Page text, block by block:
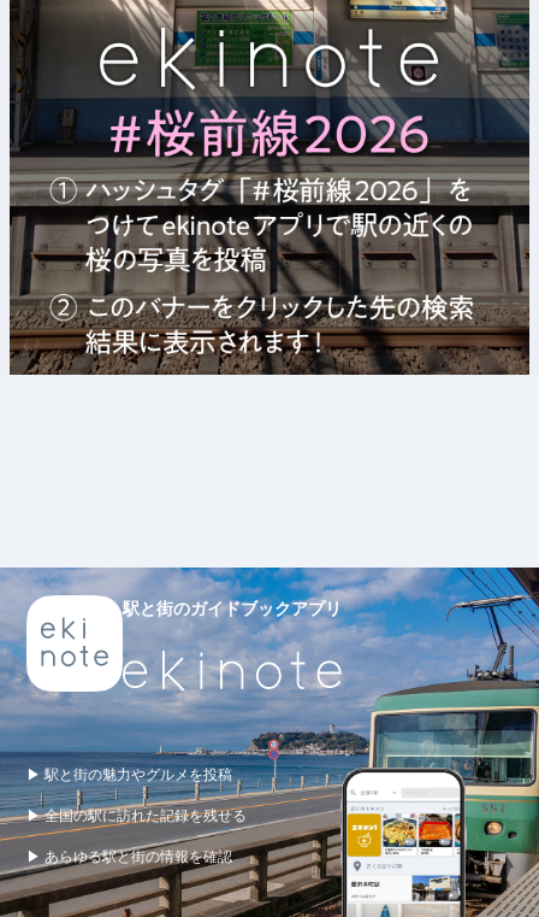
駅と街のガイドブックアプリ
▶ 駅と街の魅力やグルメを投稿
▶ 全国の駅に訪れた記録を残せる
▶ あらゆる駅と街の情報を確認